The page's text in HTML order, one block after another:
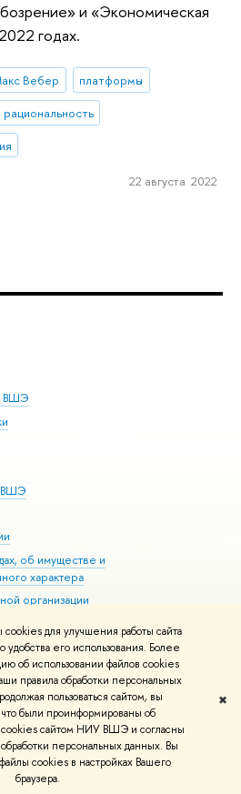
для улучшения работы сайта
его использования. Более
об использовании файлов cookies
правила обработки персональных
пользоваться сайтом, вы
были проинформированы об
cookies сайтом НИУ ВШЭ и согласны
персональных данных. Вы
cookies в настройках Вашего
браузера.
✖
и «Экономическая
годах.
Вебер
платформы
рациональность
22 августа 2022
ВШЭ
ВШЭ
об имуществе и
характера
организации
здоровья
и контакты Условия использования
Карта сайта
разработаны вШколе дизайна НИУ ВШЭ